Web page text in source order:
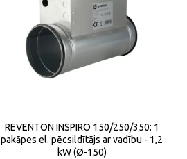
REVENTON INSPIRO 150/250/350: 1
pakāpes el. pēcsildītājs ar vadību - 1,2
kW (Ø-150)